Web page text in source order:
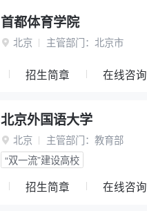
首都体育学院
 北京 主管部门： 北京市
招生简章 在线咨询
北京外国语大学
 北京 主管部门： 教育部
“双一流”建设高校
招生简章 在线咨询